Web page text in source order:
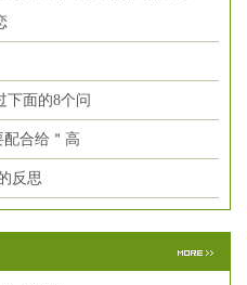
下面的8个问
合给＂高
反思